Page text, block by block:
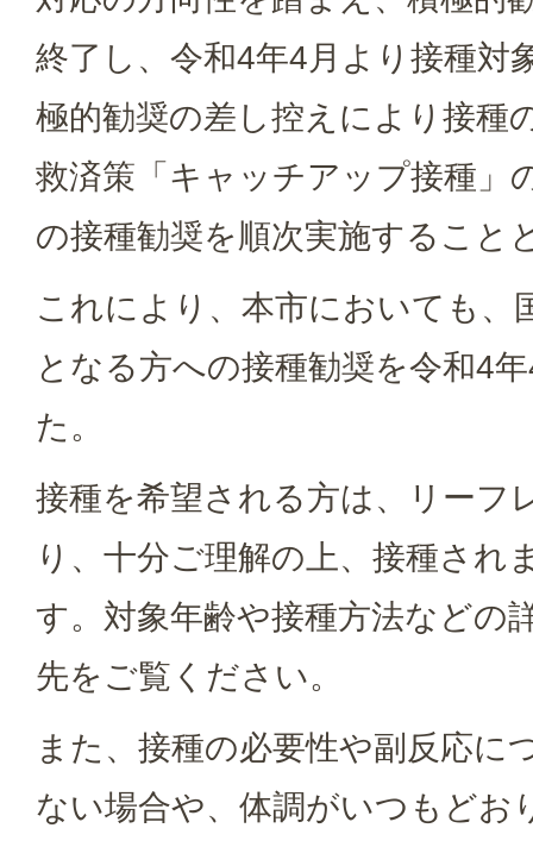
終了し、令和4年4月より接種対
極的勧奨の差し控えにより接種
救済策「キャッチアップ接種」
の接種勧奨を順次実施すること
これにより、本市においても、
となる方への接種勧奨を令和4
た。
接種を希望される方は、リーフ
り、十分ご理解の上、接種され
す。対象年齢や接種方法などの
先をご覧ください。
また、接種の必要性や副反応に
ない場合や、体調がいつもどお